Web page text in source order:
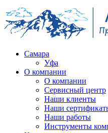
Самара
Уфа
О компании
О компании
Сервисный центр
Наши клиенты
Наши
Наши работы
Инструменты